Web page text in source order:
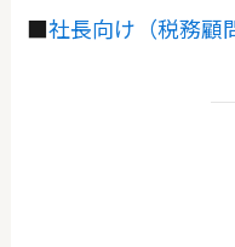
■社長向け（税務顧